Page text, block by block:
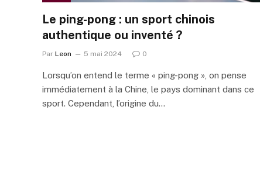
Le ping-pong : un sport chinois
authentique ou inventé ?
Par Leon 5 mai 2024 0
Lorsqu’on entend le terme « ping-pong », on pense
immédiatement à la Chine, le pays dominant dans ce
sport. Cependant, l’origine du…